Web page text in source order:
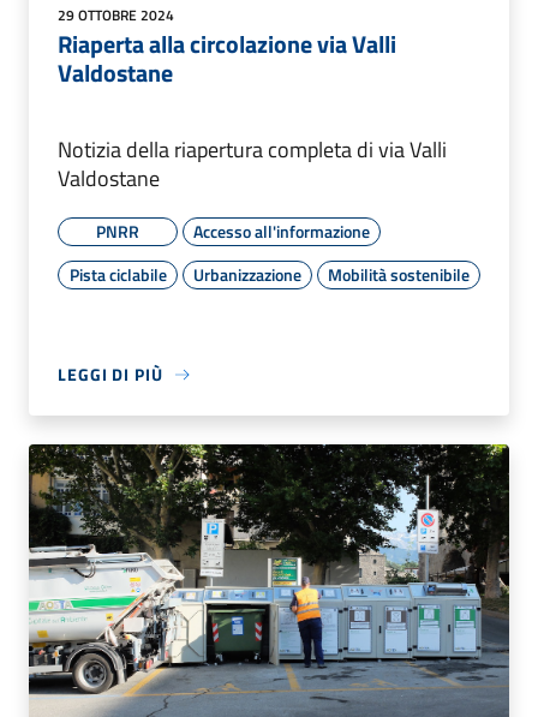
29 OTTOBRE 2024
Riaperta alla circolazione via Valli
Valdostane
Notizia della riapertura completa di via Valli
Valdostane
PNRR
Accesso all'informazione
Pista ciclabile
Urbanizzazione Mobilità sostenibile
LEGGI DI PIÙ